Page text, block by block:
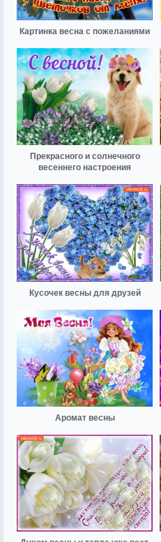
Картинка весна с пожеланиями
Прекрасного и солнечного
весеннего настроения
Кусочек весны для друзей
Аромат весны